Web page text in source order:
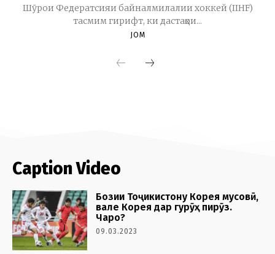
Caption Video
Бозии Тоҷикистону Корея мусовӣ,
вале Корея дар гурӯҳ пирӯз.
Чаро?
09.03.2023